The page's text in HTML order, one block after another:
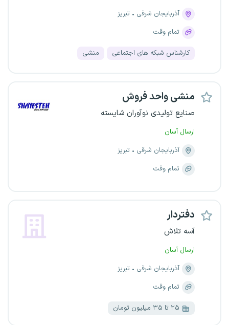
آذربایجان شرقی
تبریز
تمام وقت
کارشناس شبکه های اجتماعی منشی
منشی واحد فروش
صنایع تولیدی نوآوران شایسته
ارسال آسان
آذربایجان شرقی
تبریز
تمام وقت
دفتردار
آسه تلاش
ارسال آسان
آذربایجان شرقی
تبریز
تمام وقت
۲۵ تا ۳۵ میلیون تومان